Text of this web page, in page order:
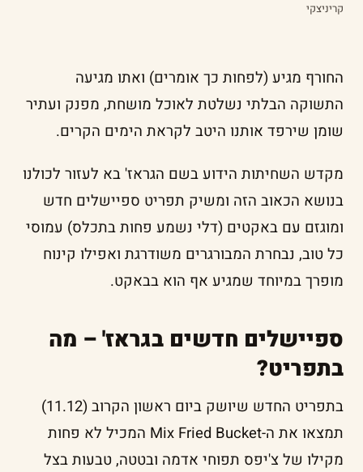
קריניצקי
החורף מגיע (לפחות כך אומרים) ואתו מגיעה
התשוקה הבלתי נשלטת לאוכל מושחת, מפנק ועתיר
שומן שירפד אותנו היטב לקראת הימים הקרים.
מקדש השחיתות הידוע בשם הגראז' בא לעזור לכולנו
בנושא הכאוב הזה ומשיק תפריט ספיישלים חדש
ומוגזם עם באקטים (דלי נשמע פחות בתכלס) עמוסי
כל טוב, נבחרת המבורגרים משודרגת ואפילו קינוח
מופרך במיוחד שמגיע אף הוא בבאקט.
ספיישלים חדשים בגראז' – מה
בתפריט?
בתפריט החדש שיושק ביום ראשון הקרוב (11.12)
תמצאו את ה-Mix Fried Bucket המכיל לא פחות
מקילו של צ'יפס תפוחי אדמה ובטטה, טבעות בצל